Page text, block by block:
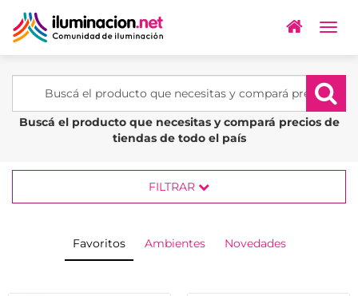
Buscá el producto que necesitas y compará precios de
tiendas de todo el país
FILTRAR
Favoritos Ambientes Novedades